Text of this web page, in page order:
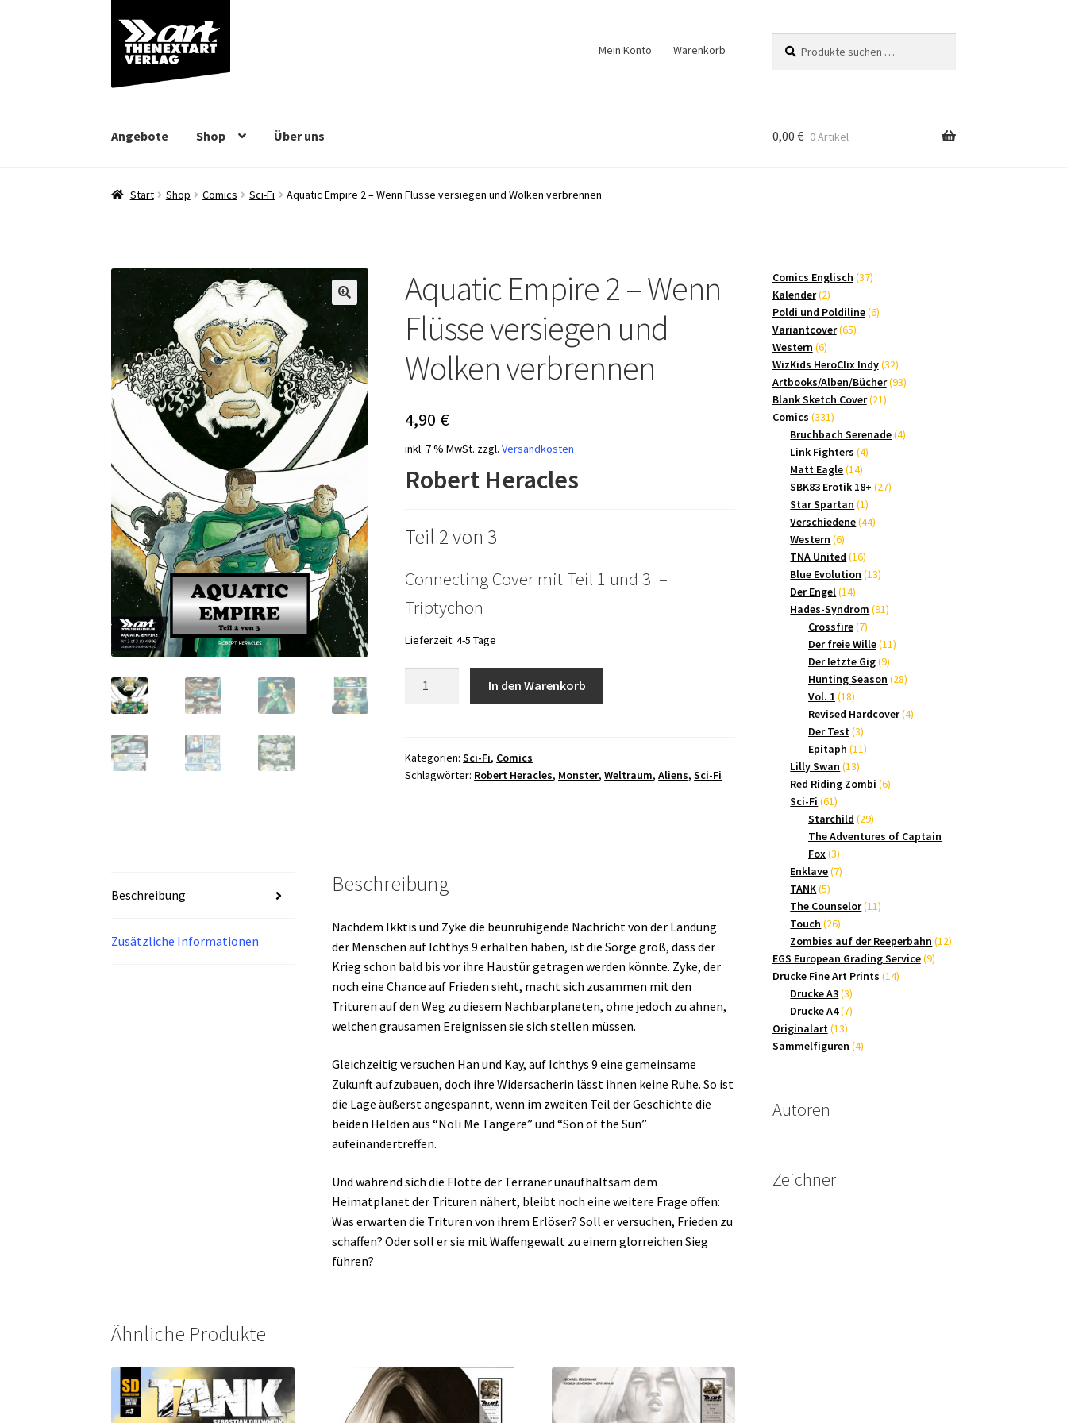
Zur
Navigation
springen
Zum
Inhalt
springen
Mein Konto Warenkorb
nach:
Angebote Shop Über uns 0,00 € 0 Artikel
Start Shop Comics Sci-Fi Aquatic Empire 2 – Wenn Flüsse versiegen und Wolken verbrennen
Aquatic Empire 2 – Wenn
Flüsse versiegen und
Wolken verbrennen
4,90 €
inkl. 7 % MwSt. zzgl.Versandkosten
Robert Heracles
Teil 2 von 3
Connecting Cover mit Teil 1 und 3 –
Triptychon
Lieferzeit:4-5 Tage
Wenn
Flüsse
Menge
In den Warenkorb
Kategorien:Sci-Fi, Comics
Schlagwörter: Robert Heracles, Monster,Weltraum,Aliens,Sci-Fi
Beschreibung
Zusätzliche Informationen
Beschreibung
Nachdem Ikktis und Zyke die beunruhigende Nachricht von der Landung
der Menschen auf Ichthys 9 erhalten haben, ist die Sorge groß, dass der
Krieg schon bald bis vor ihre Haustür getragen werden könnte. Zyke, der
noch eine Chance auf Frieden sieht, macht sich zusammen mit den
Trituren auf den Weg zu diesem Nachbarplaneten, ohne jedoch zu ahnen,
welchen grausamen Ereignissen sie sich stellen müssen.
Gleichzeitig versuchen Han und Kay, auf Ichthys 9 eine gemeinsame
Zukunft aufzubauen, doch ihre Widersacherin lässt ihnen keine Ruhe. So ist
die Lage äußerst angespannt, wenn im zweiten Teil der Geschichte die
beiden Helden aus “Noli Me Tangere” und “Son of the Sun”
aufeinandertreffen.
Und während sich die Flotte der Terraner unaufhaltsam dem
Heimatplanet der Trituren nähert, bleibt noch eine weitere Frage offen:
Was erwarten die Trituren von ihrem Erlöser? Soll er versuchen, Frieden zu
schaffen? Oder soll er sie mit Waffengewalt zu einem glorreichen Sieg
führen?
Ähnliche Produkte
Comics Englisch 3737
Kalender 22
Produkte
Poldi und Poldiline 66
Variantcover 6565
Western 66
Produkte
WizKids HeroClix Indy 3232
Produkte
Artbooks/Alben/Bücher 9393
Blank Sketch Cover 2121
Comics 331331
Produkte
Bruchbach Serenade 44
Link Fighters 44
Matt Eagle 1414
Produkte
SBK83 Erotik 18+ 2727
Star Spartan 11
Produkt
Verschiedene 4444
Western 66
Produkte
TNA United 1616
Produkte
Blue Evolution 1313
Der Engel 1414
Produkte
Hades-Syndrom 9191
Crossfire 77
Produkte
Der freie Wille 1111
Der letzte Gig 99
Produkte
Hunting Season 2828
Vol. 1 1818
Produkte
Revised Hardcover 44
Der Test 33
Produkte
Epitaph 1111
Lilly Swan 1313
Produkte
Red Riding Zombi 66
Sci-Fi 6161
Produkte
Starchild 2929
Produkte
The Adventures of Captain
Fox 33
Produkte
Enklave 77
TANK 55
Produkte
The Counselor 1111
Touch 2626
Produkte
Zombies auf der Reeperbahn 1212
EGS European Grading Service 99
Drucke Fine Art Prints 1414
Drucke A3 33
Produkte
Drucke A4 77
Originalart 1313
Produkte
Sammelfiguren 44
Autoren
Zeichner